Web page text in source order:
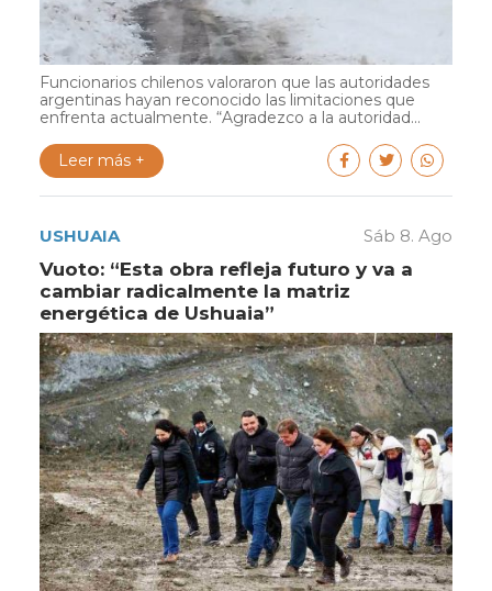
Funcionarios chilenos valoraron que las autoridades
argentinas hayan reconocido las limitaciones que
enfrenta actualmente. “Agradezco a la autoridad...
Leer más +
USHUAIA Sáb 8. Ago
Vuoto: “Esta obra refleja futuro y va a
cambiar radicalmente la matriz
energética de Ushuaia”